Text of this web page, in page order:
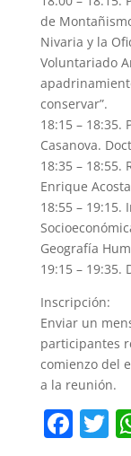
de
Nivaria y la
Voluntariado
conservar”.
18:15 – 18:35.
Casanova.
18:35 – 18:55.
Enrique
18:55 – 19:15.
Geografía
19:15 – 19:35.
Inscripción:
Enviar un
participantes
comienzo del
a la reunión.
F T